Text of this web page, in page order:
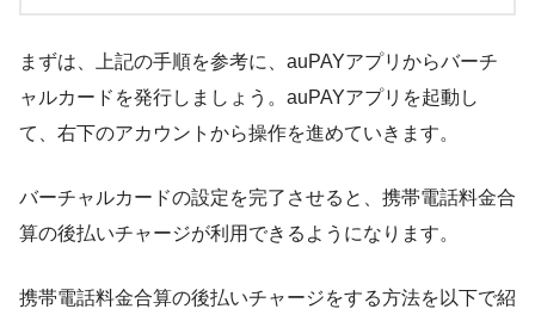
まずは、上記の手順を参考に、auPAYアプリからバーチ
ャルカードを発行しましょう。auPAYアプリを起動し
て、右下のアカウントから操作を進めていきます。
バーチャルカードの設定を完了させると、携帯電話料金合
算の後払いチャージが利用できるようになります。
携帯電話料金合算の後払いチャージをする方法を以下で紹